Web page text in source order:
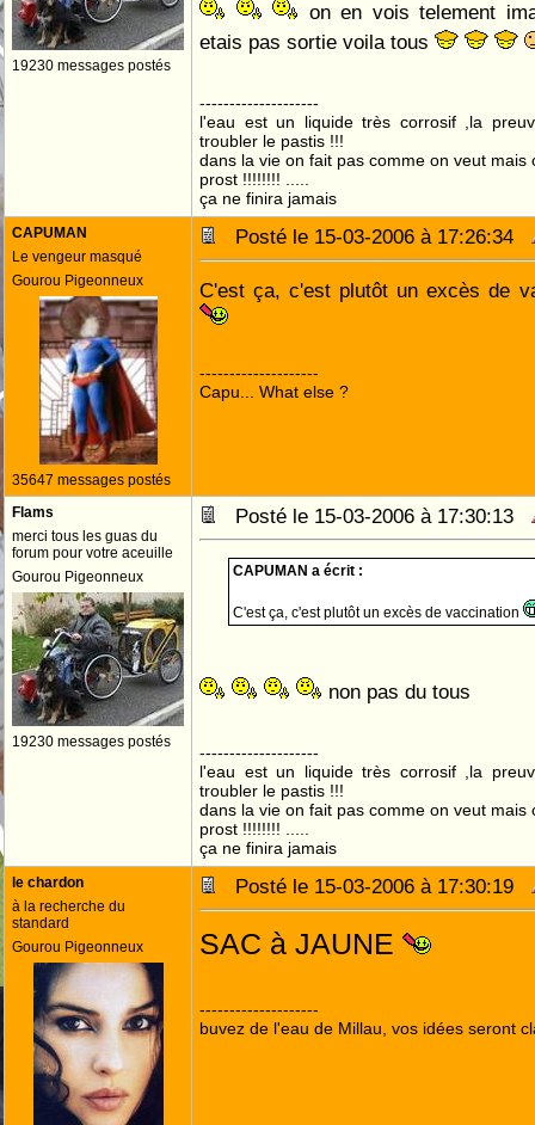
19230 messages postés
on en vois telement
etais pas sortie voila tous
--------------------
l'eau est un liquide très corrosif ,la
troubler le pastis !!!
dans la vie on fait pas comme on veut mais
prost !!!!!!!! .....
ça ne finira jamais
CAPUMAN
Le vengeur masqué
Gourou Pigeonneux
35647 messages postés
Posté le 15-03-2006 à 17:26:34
C'est ça, c'est plutôt un excès de
--------------------
Capu... What else ?
Flams
merci tous les guas du
forum pour votre aceuille
Gourou Pigeonneux
19230 messages postés
Posté le 15-03-2006 à 17:30:13
CAPUMAN a écrit :
C'est ça, c'est plutôt un excès de vaccination
non pas du tous
--------------------
l'eau est un liquide très corrosif ,la
troubler le pastis !!!
dans la vie on fait pas comme on veut mais
prost !!!!!!!! .....
ça ne finira jamais
le chardon
à la recherche du
standard
Gourou Pigeonneux
Posté le 15-03-2006 à 17:30:19
SAC à JAUNE
--------------------
buvez de l'eau de Millau, vos idées seront